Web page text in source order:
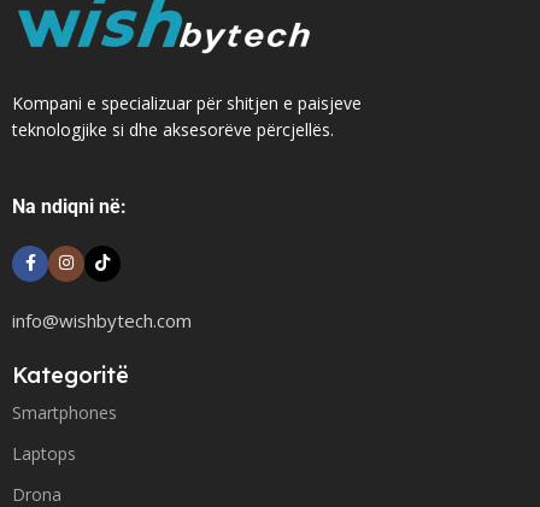
Kompani e specializuar për shitjen e paisjeve
teknologjike si dhe aksesorëve përcjellës.
Na ndiqni në:
info@wishbytech.com
Kategoritë
Smartphones
Laptops
Drona